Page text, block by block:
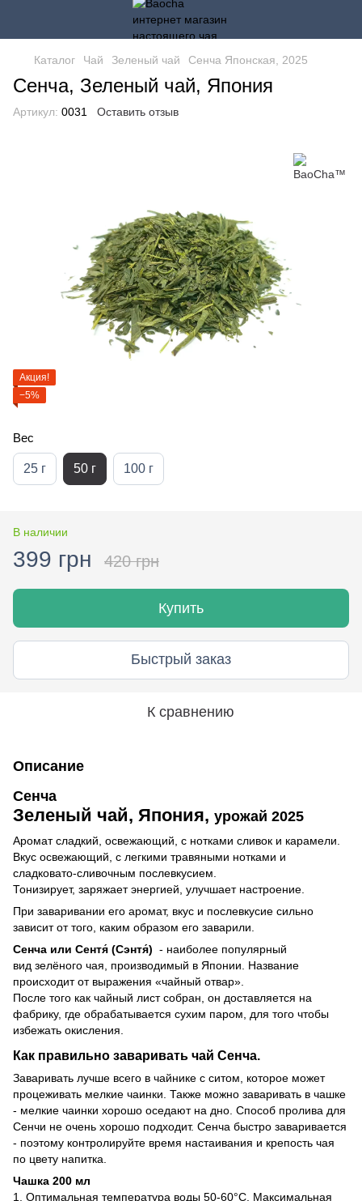
Каталог Чай Зеленый чай Сенча Японская, 2025
Сенча, Зеленый чай, Япония
Артикул: 0031 Оставить отзыв
Акция!
−5%
Вес
25 г 50 г 100 г
В наличии
399 грн 420 грн
Купить
Быстрый заказ
К сравнению
Описание
Сенча
Зеленый чай, Япония, урожай 2025
Аромат сладкий, освежающий, с нотками сливок и карамели.
Вкус освежающий, с легкими травяными нотками и
сладковато-сливочным послевкусием.
Тонизирует, заряжает энергией, улучшает настроение.
При заваривании его аромат, вкус и послевкусие сильно
зависит от того, каким образом его заварили.
Сенча или Сентя́ (Сэнтя́) - наиболее популярный
вид зелёного чая, производимый в Японии. Название
происходит от выражения «чайный отвар».
После того как чайный лист собран, он доставляется на
фабрику, где обрабатывается сухим паром, для того чтобы
избежать окисления.
Как правильно заваривать чай Сенча.
Заваривать лучше всего в чайнике с ситом, которое может
процеживать мелкие чаинки. Также можно заваривать в чашке
- мелкие чаинки хорошо оседают на дно. Способ пролива для
Сенчи не очень хорошо подходит. Сенча быстро заваривается
- поэтому контролируйте время настаивания и крепость чая
по цвету напитка.
Чашка 200 мл
1. Оптимальная температура воды 50-60°С. Максимальная